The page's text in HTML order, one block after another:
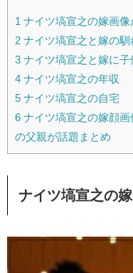
1 ナイツ塙宣之の嫁画像
2 ナイツ塙宣之と嫁の馴
3 ナイツ塙宣之と嫁に子
4 ナイツ塙宣之の年収
5 ナイツ塙宣之の自宅
6 ナイツ塙宣之の嫁顔
の父親が話題まとめ
ナイツ塙宣之の